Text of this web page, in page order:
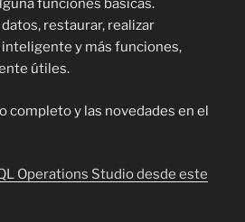
funciones básicas.
restaurar, realizar
y más funciones,
útiles.
completo y las novedades en el
Operations Studio desde este